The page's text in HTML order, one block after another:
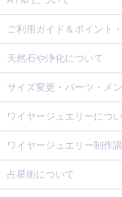
ご利用ガイド＆ポイント
天然石や浄化について
サイズ変更・パーツ・メ
ワイヤージュエリーにつ
ワイヤージュエリー制作
占星術について